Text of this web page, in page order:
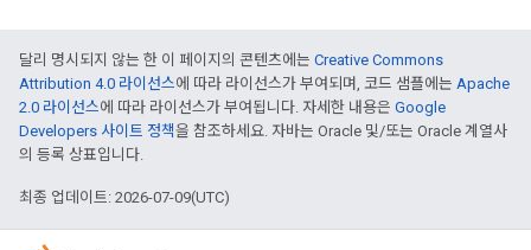
달리 명시되지 않는 한 이 페이지의 콘텐츠에는 Creative Commons
Attribution 4.0 라이선스에 따라 라이선스가 부여되며, 코드 샘플에는 Apache
2.0 라이선스에 따라 라이선스가 부여됩니다. 자세한 내용은 Google
Developers 사이트 정책을 참조하세요. 자바는 Oracle 및/또는 Oracle 계열사
의 등록 상표입니다.
최종 업데이트: 2026-07-09(UTC)